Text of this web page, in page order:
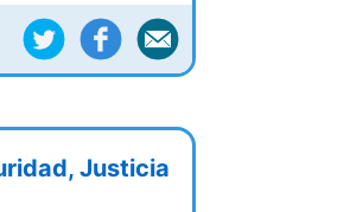
Justicia